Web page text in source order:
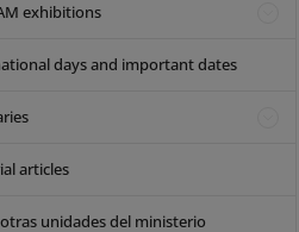
exhibitions
days and important dates
articles
otras unidades del ministerio